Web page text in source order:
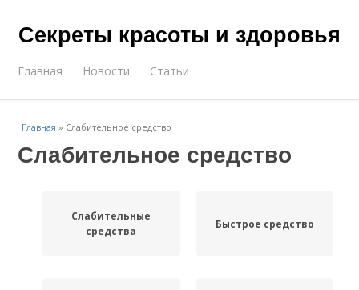
Секреты красоты и здоровья
Главная Новости Статьи
Главная » Слабительное средство
Слабительное средство
Слабительные
средства
Быстрое средство